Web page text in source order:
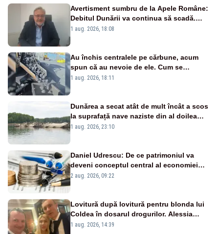
Avertisment sumbru de la Apele Române:
Debitul Dunării va continua să scadă.
Cernavodă s-ar putea închide în 4 zile
1 aug. 2026, 18:08
Au închis centralele pe cărbune, acum
spun că au nevoie de ele. Cum se
pasează vina în plină criză energetică
1 aug. 2026, 18:11
Dunărea a secat atât de mult încât a scos
la suprafață nave naziste din al doilea
război mondial
1 aug. 2026, 23:10
Daniel Udrescu: De ce patrimoniul va
deveni conceptul central al economiei
viitoare?
2 aug. 2026, 09:22
Lovitură după lovitură pentru blonda lui
Coldea în dosarul drogurilor. Alessia
Păcuraru explică decizia magistraților
1 aug. 2026, 14:39